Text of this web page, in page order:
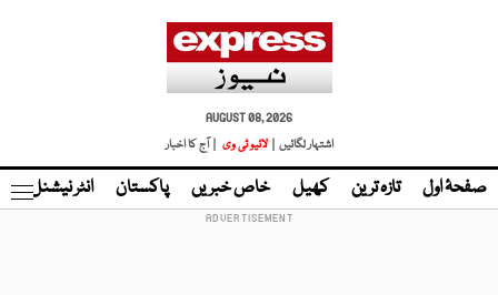
AUGUST 08, 2026
اشتہار لگائیں |
لائیو ٹی وی | آج کا اخبار
صفحۂ اول تازہ ترین کھیل خاص خبریں پاکستان انٹر نیشنل